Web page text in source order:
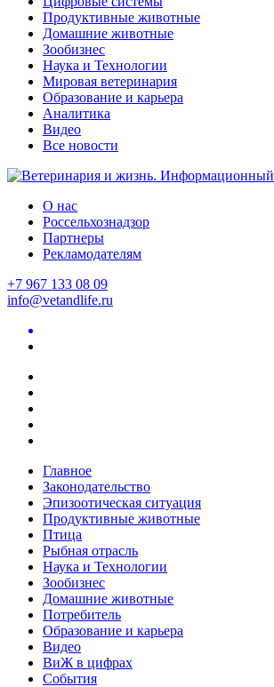
Продуктивные животные
Домашние животные
Зообизнес
Наука и Технологии
Мировая ветеринария
Образование и карьера
Аналитика
Видео
Все новости
О нас
Россельхознадзор
Партнеры
Рекламодателям
+7 967 133 08 09
info@vetandlife.ru
Главное
Законодательство
Эпизоотическая ситуация
Продуктивные животные
Птица
Рыбная отрасль
Наука и Технологии
Зообизнес
Домашние животные
Потребитель
Образование и карьера
Видео
ВиЖ в цифрах
События